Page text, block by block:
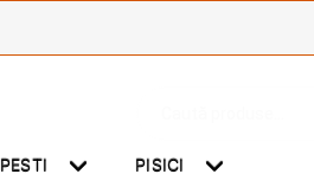
t
PESTI PISICI